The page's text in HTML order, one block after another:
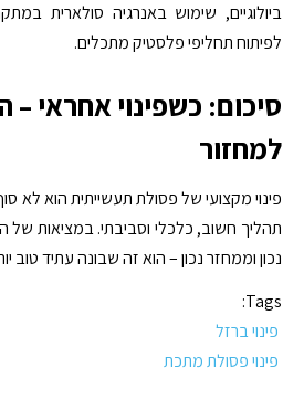
ביולוגיים, שימוש באנרגיה סולארית
לפיתוח תחליפי פלסטיק מתכלים.
סיכום: כשפינוי אחראי –
למחזור
פינוי מקצועי של פסולת תעשייתית הוא
תהליך חשוב, כלכלי וסביבתי. במציאות של
נכון וממחזר נכון – הוא זה שבונה עתיד טוב
Tags:
פינוי ברזל
פינוי פסולת מתכת